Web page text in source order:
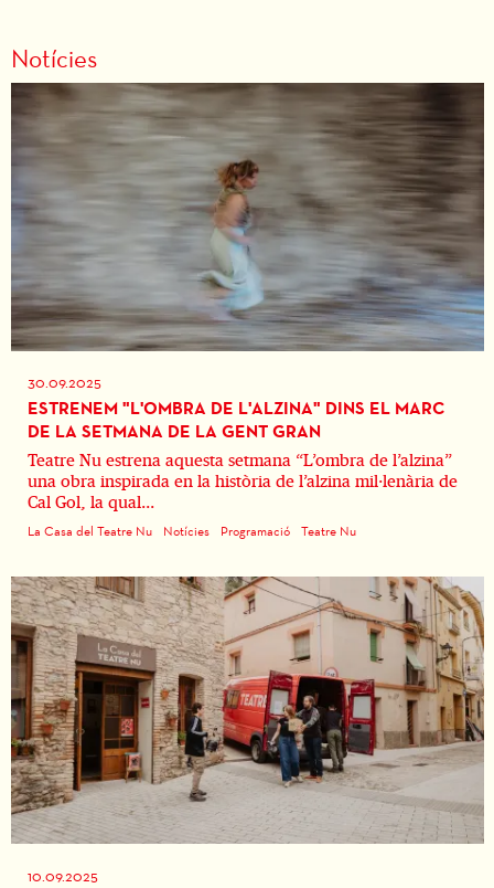
Notícies
30.09.2025
ESTRENEM "L'OMBRA DE L'ALZINA" DINS EL MARC
DE LA SETMANA DE LA GENT GRAN
Teatre Nu estrena aquesta setmana “L’ombra de l’alzina”
una obra inspirada en la història de l’alzina mil·lenària de
Cal Gol, la qual...
La Casa del Teatre Nu Notícies Programació Teatre Nu
10.09.2025